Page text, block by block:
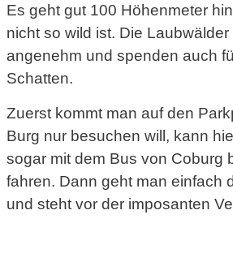
Es geht gut 100 Höhenmeter
nicht so wild ist. Die
angenehm und spenden auch
Schatten.
Zuerst kommt man auf den
Burg nur besuchen will, kann
sogar mit dem Bus von Coburg
fahren. Dann geht man einfach
und steht vor der imposanten